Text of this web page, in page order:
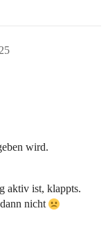
wird.
aktiv ist, klappts.
nicht